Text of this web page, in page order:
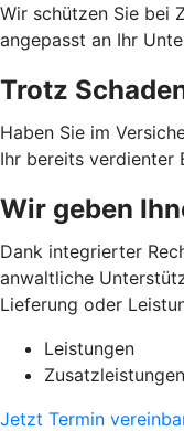
Wir schützen Sie bei
angepasst an Ihr
Trotz
Haben Sie im
Ihr bereits verdienter
Wir geben
Dank integrierter
anwaltliche
Lieferung oder
Leistungen
Zusatzleistungen
Jetzt Termin